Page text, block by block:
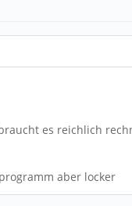
es reichlich
aber locker